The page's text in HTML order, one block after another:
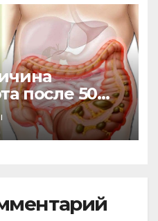
после 50
на
когда